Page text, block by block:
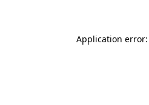
Application